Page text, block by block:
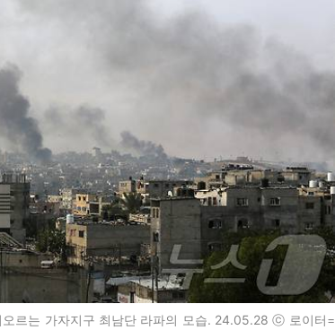
르는 가자지구 최남단 라파의 모습. 24.05.28 ⓒ 로이터=